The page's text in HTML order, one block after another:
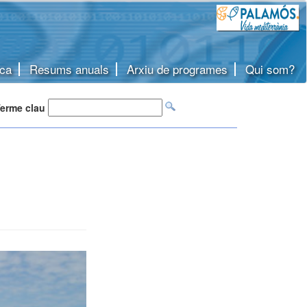
Resums anuals Arxiu de programes Qui som?
clau